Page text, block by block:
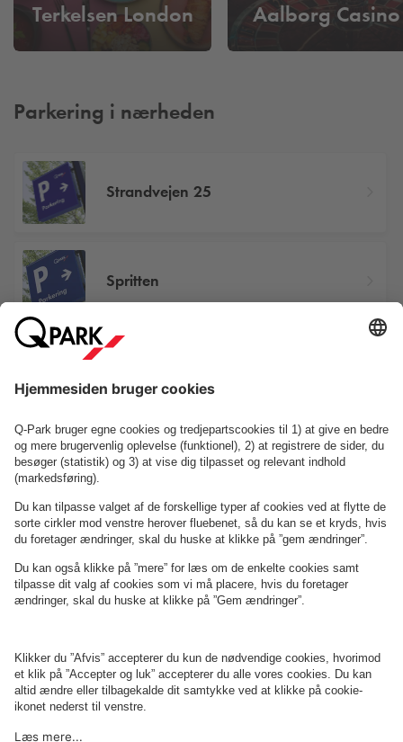
Terkelsen London
Aalborg Casino
Parkering i nærheden
Strandvejen 25
Spritten
Se P-anlæg på kortet
OmQ-Park
Erhverv
Betingelser og politikker